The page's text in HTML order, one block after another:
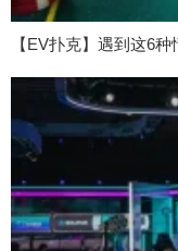
【EV扑克】遇到这6